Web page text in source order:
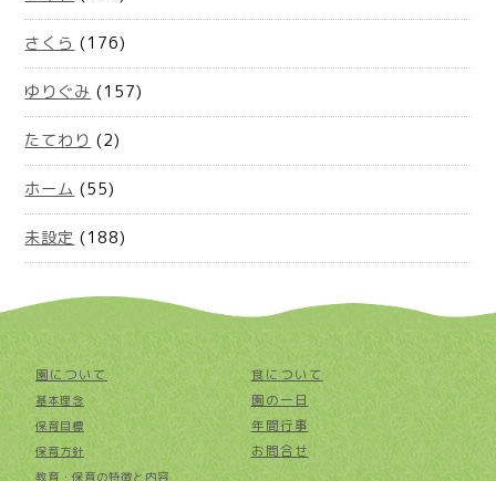
さくら (176)
ゆりぐみ (157)
たてわり (2)
ホーム (55)
未設定 (188)
園について
基本理念
保育目標
保育方針
教育・保育の特徴と内容
食について
園の一日
年間行事
お問合せ